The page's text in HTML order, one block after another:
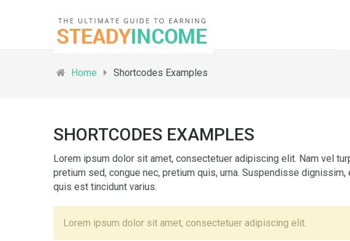
Home Shortcodes Examples
SHORTCODES EXAMPLES
Lorem ipsum dolor sit amet, consectetuer adipiscing elit. Nam vel
pretium sed, congue nec, pretium quis, urna. Suspendisse
quis est tincidunt varius.
Lorem ipsum dolor sit amet, consectetuer adipiscing elit.